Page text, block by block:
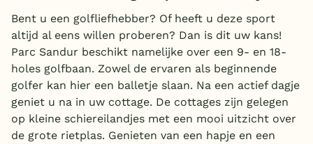
Bent u een golfliefhebber? Of heeft u deze sport
altijd al eens willen proberen? Dan is dit uw kans!
Parc Sandur beschikt namelijke over een 9- en 18-
holes golfbaan. Zowel de ervaren als beginnende
golfer kan hier een balletje slaan. Na een actief dagje
geniet u na in uw cottage. De cottages zijn gelegen
op kleine schiereilandjes met een mooi uitzicht over
de grote rietplas. Genieten van een hapje en een